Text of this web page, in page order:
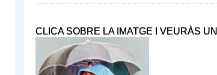
CLICA SOBRE LA IMATGE I VEURÀS